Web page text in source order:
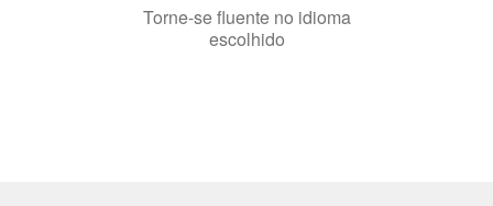
5